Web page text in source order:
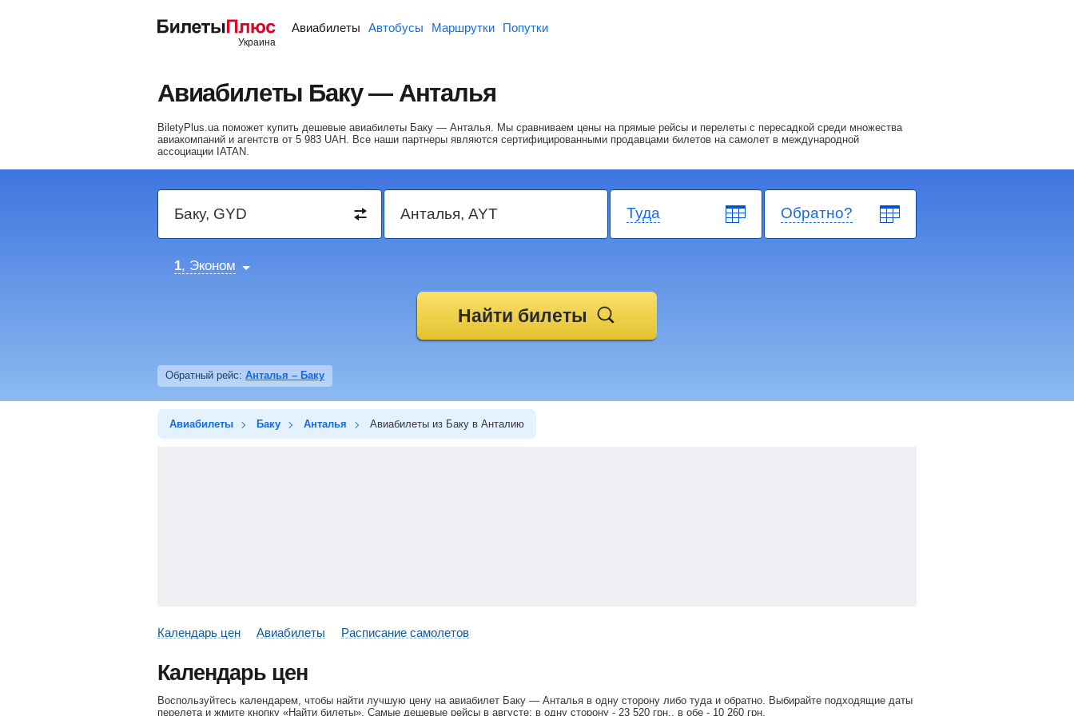
Авиабилеты Автобусы Маршрутки Попутки
Авиабилеты Баку — Анталья
BiletyPlus.ua поможет купить дешевые авиабилеты Баку — Анталья. Мы сравниваем цены на прямые рейсы и перелеты с пересадкой среди множества
авиакомпаний и агентств от 5 983 UAH . Все наши партнеры являются сертифицированными продавцами билетов на самолет в международной
ассоциации IATAN.
Туда Обратно?
1, Эконом
Найти билеты
Обратный рейс: Анталья – Баку
Авиабилеты Баку Анталья Авиабилеты из Баку в Анталию
Календарь цен Авиабилеты Расписание самолетов
Календарь цен
Воспользуйтесь календарем, чтобы найти лучшую цену на авиабилет Баку — Анталья в одну сторону либо туда и обратно. Выбирайте подходящие даты
перелета и жмите кнопку «Найти билеты». Самые дешевые рейсы в августе: в одну сторону - 23 520 грн., в обе - 10 260 грн.